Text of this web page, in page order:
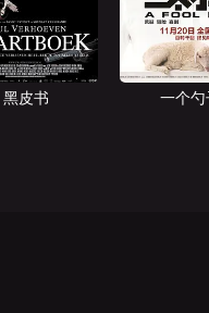
黑皮书 一个勺